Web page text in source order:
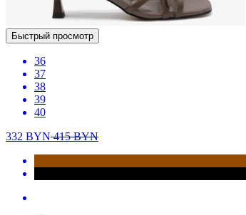
Быстрый просмотр
36
37
38
39
40
332 BYN415BYN